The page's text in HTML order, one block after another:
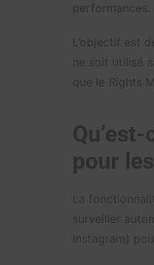
performances.
L’objectif est
ne soit utilisé
que le Rights
pour
La
surveiller
Instagram)